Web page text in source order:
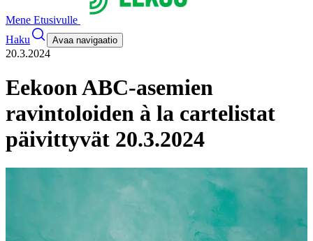
Mene Etusivulle
Haku
Avaa navigaatio
20.3.2024
Eekoon ABC-asemien
ravintoloiden à la cartelistat
päivittyvät 20.3.2024